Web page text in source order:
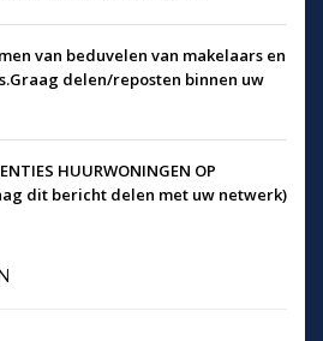
van beduvelen van makelaars en
delen/reposten binnen uw
HUURWONINGEN OP
dit bericht delen met uw netwerk)